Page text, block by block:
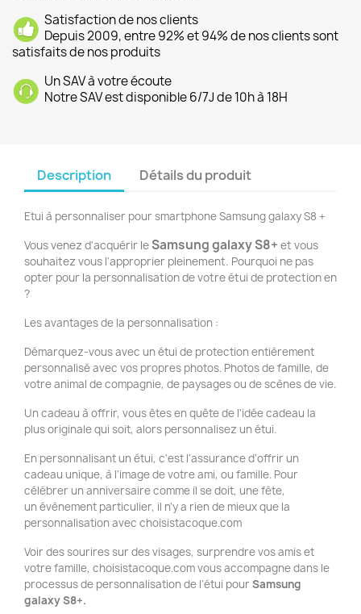
Satisfaction de nos clients
Depuis 2009, entre 92% et 94% de nos clients sont
satisfaits de nos produits
Un SAV à votre écoute
Notre SAV est disponible 6/7J de 10h à 18H
Description Détails du produit
Etui à personnaliser pour smartphone Samsung galaxy S8 +
Vous venez d'acquérir leSamsung galaxy S8+ et vous
souhaitez vous l'approprier pleinement. Pourquoi ne pas
opter pour la personnalisation de votre étui de protection en
?
Les avantages de la personnalisation :
Démarquez-vous avec un étui de protection entièrement
personnalisé avec vos propres photos. Photos de famille, de
votre animal de compagnie, de paysages ou de scènes de vie.
Un cadeau à offrir, vous êtes en quête de l'idée cadeau la
plus originale qui soit, alors personnalisez un étui.
En personnalisant un étui, c'est l'assurance d'offrir un
cadeau unique, à l'image de votre ami, ou famille. Pour
célébrer un anniversaire comme il se doit, une fête,
un évènement particulier, il n'y a rien de mieux que la
personnalisation avec choisistacoque.com
Voir des sourires sur des visages, surprendre vos amis et
votre famille, choisistacoque.com vous accompagne dans le
processus de personnalisation de l'étui pour Samsung
galaxy S8+.